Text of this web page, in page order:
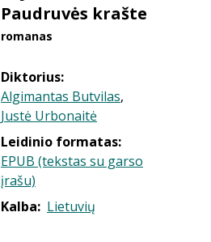
Paudruvės krašte
romanas
Diktorius:
Algimantas Butvilas,
Justė Urbonaitė
Leidinio formatas:
EPUB (tekstas su garso
įrašu)
Kalba: Lietuvių